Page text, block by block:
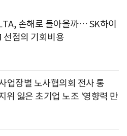
손해로 돌아올까… SK하이
선점의 기회비용
업장별 노사협의회 전사 통
위 잃은 초기업 노조 '영향력 만